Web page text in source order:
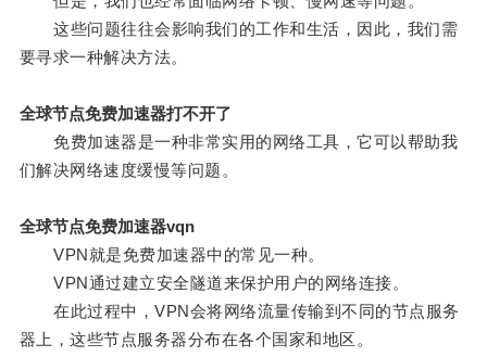
这些问题往往会影响我们的工作和生活，因此，我们需
要寻求一种解决方法。
全球节点免费加速器打不开了
免费加速器是一种非常实用的网络工具，它可以帮助我
们解决网络速度缓慢等问题。
全球节点免费加速器vqn
VPN就是免费加速器中的常见一种。
VPN通过建立安全隧道来保护用户的网络连接。
在此过程中，VPN会将网络流量传输到不同的节点服务
器上，这些节点服务器分布在各个国家和地区。